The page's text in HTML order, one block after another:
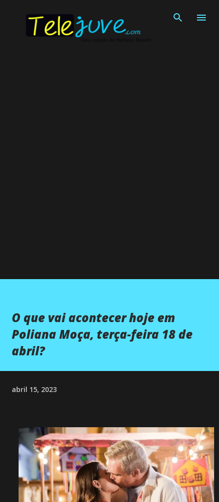
O que vai acontecer hoje em
Poliana Moça, terça-feira 18 de
abril?
abril 15, 2023